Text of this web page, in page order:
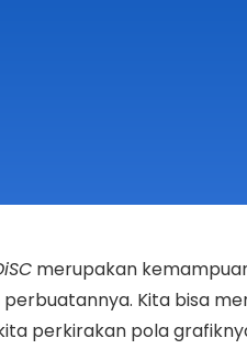
merupakan
Kita bisa
perkirakan pola